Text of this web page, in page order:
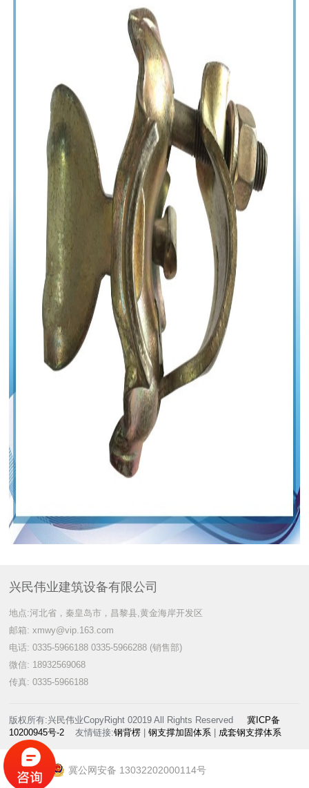
兴民伟业建筑设备有限公司
地点:河北省，秦皇岛市，昌黎县,黄金海岸开发区
邮箱: xmwy@vip.163.com
电话: 0335-5966188 0335-5966288 (销售部)
微信: 18932569068
传真: 0335-5966188
版权所有:兴民伟业CopyRight 02019 All Rights Reserved冀ICP备
10200945号-2 友情链接:钢背楞 |钢支撑加固体系 成套钢支撑体系
冀公网安备 13032202000114号